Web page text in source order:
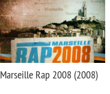
Marseille Rap 2008 (2008)